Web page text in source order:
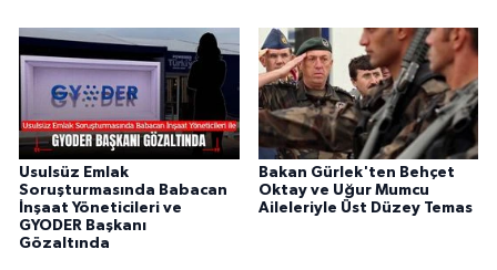
Usulsüz Emlak
Soruşturmasında Babacan
İnşaat Yöneticileri ve
GYODER Başkanı
Gözaltında
Bakan Gürlek'ten Behçet
Oktay ve Uğur Mumcu
Aileleriyle Üst Düzey Temas